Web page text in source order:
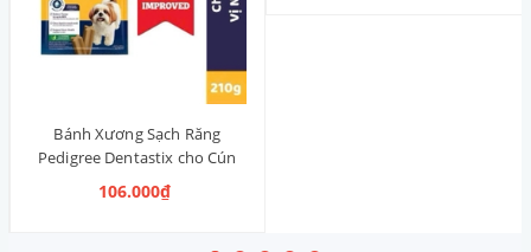
Bánh Xương Sạch Răng
Pedigree Dentastix cho Cún
vừa 210g (14 Thanh, Vị Truyền
Thống)
106.000₫